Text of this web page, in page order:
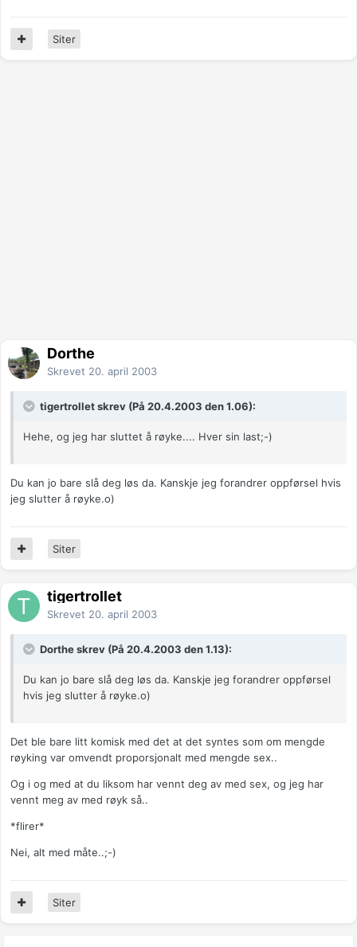
Siter
Dorthe
Skrevet 20. april 2003
tigertrollet skrev (På 20.4.2003 den 1.06):
Hehe, og jeg har sluttet å røyke.... Hver sin last;-)
Du kan jo bare slå deg løs da. Kanskje jeg forandrer oppførsel hvis
jeg slutter å røyke.o)
Siter
tigertrollet
Skrevet 20. april 2003
Dorthe skrev (På 20.4.2003 den 1.13):
Du kan jo bare slå deg løs da. Kanskje jeg forandrer oppførsel
hvis jeg slutter å røyke.o)
Det ble bare litt komisk med det at det syntes som om mengde
røyking var omvendt proporsjonalt med mengde sex..
Og i og med at du liksom har vennt deg av med sex, og jeg har
vennt meg av med røyk så..
*flirer*
Nei, alt med måte..;-)
Siter